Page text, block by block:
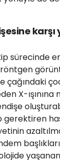
karşı
sürecinde
çağındaki
X-ışınına
gerektiren